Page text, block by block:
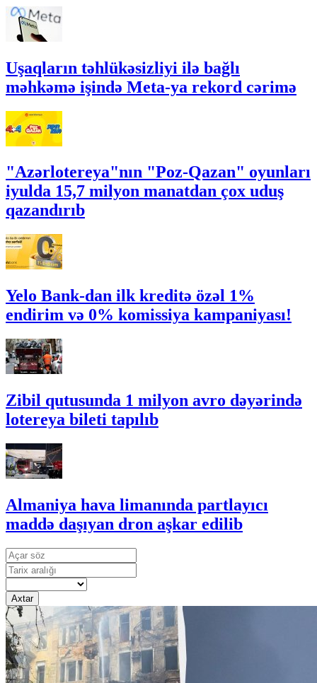
Uşaqların təhlükəsizliyi ilə bağlı
məhkəmə işində Meta-ya rekord cərimə
"Azərlotereya"nın "Poz-Qazan" oyunları
iyulda 15,7 milyon manatdan çox uduş
qazandırıb
Yelo Bank-dan ilk kreditə özəl 1%
endirim və 0% komissiya kampaniyası!
Zibil qutusunda 1 milyon avro dəyərində
lotereya bileti tapılıb
Almaniya hava limanında partlayıcı
maddə daşıyan dron aşkar edilib
Axtar